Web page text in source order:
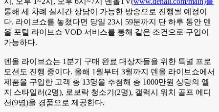
통해 세 차례 실시간 상담이 가능한 방송으로 진행될 예정이
다. 라이브쇼를 놓쳤다면 당일 23시 59분까지 단 하루 동안 덴
올 포털 라이브쇼 VOD 서비스를 통해 같은 조건으로 구입이
가능하다.
덴올 라이브쇼는 1분기 구매 완료 대상자들을 위한 특별 프로
모션도 진행 중이다. 올해 1월부터 3월까지 덴올 라이브쇼에서
제품을 구입한 고객 총 13명을 추첨해 총 1000만원 상당의 엘
지 스타일러(2명), 로보락 청소기(2명), 갤럭시 워치 골프 에디
션(9명)을 경품으로 제공한다.